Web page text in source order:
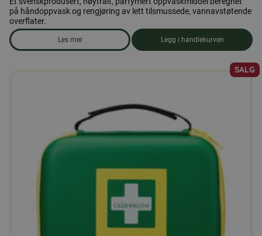
på håndoppvask og rengjøring av lett tilsmussede, vannavstøtende
overflater.
Les mer
om produkten Oppvaskmiddel
Legg i handlekurven
SALG